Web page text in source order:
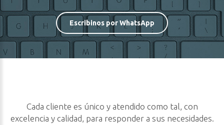
Escribinos por WhatsApp
Cada cliente es único y atendido como tal, con
excelencia y calidad, para responder a sus necesidades.